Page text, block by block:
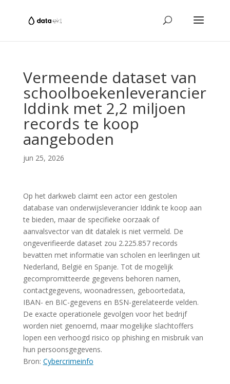
Vermeende dataset van
schoolboekenleverancier
Iddink met 2,2 miljoen
records te koop
aangeboden
jun 25, 2026
Op het darkweb claimt een actor een gestolen
database van onderwijsleverancier Iddink te koop aan
te bieden, maar de specifieke oorzaak of
aanvalsvector van dit datalek is niet vermeld. De
ongeverifieerde dataset zou 2.225.857 records
bevatten met informatie van scholen en leerlingen uit
Nederland, België en Spanje. Tot de mogelijk
gecompromitteerde gegevens behoren namen,
contactgegevens, woonadressen, geboortedata,
IBAN- en BIC-gegevens en BSN-gerelateerde velden.
De exacte operationele gevolgen voor het bedrijf
worden niet genoemd, maar mogelijke slachtoffers
lopen een verhoogd risico op phishing en misbruik van
hun persoonsgegevens.
Bron: Cybercrimeinfo